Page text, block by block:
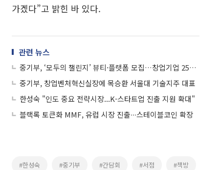
가겠다”고 밝힌 바 있다.
관련 뉴스
중기부, ‘모두의 챌린지’ 뷰티·플랫폼 모집…창업기업 25개사 지원
중기부, 창업벤처혁신실장에 목승환 서울대 기술지주 대표
한성숙 "인도 중요 전략시장...K-스타트업 진출 지원 확대"
블랙록 토큰화 MMF, 유럽 시장 진출∙∙∙스테이블코인 확장
#한성숙 #중기부 #간담회 #서점 #책방